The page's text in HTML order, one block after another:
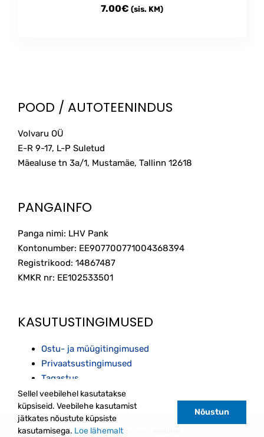
7.00€ (sis. KM)
POOD / AUTOTEENINDUS
Volvaru OÜ
E-R 9-17, L-P Suletud
Mäealuse tn 3a/1, Mustamäe, Tallinn 12618
PANGAINFO
Panga nimi: LHV Pank
Kontonumber: EE907700771004368394
Registrikood: 14867487
KMKR nr: EE102533501
KASUTUSTINGIMUSED
Ostu- ja müügitingimused
Privaatsustingimused
Tagastus
Kodulehe tegemine:
Sellel veebilehel kasutatakse
küpsiseid. Veebilehe kasutamist
jätkates nõustute küpsiste
kasutamisega. Loe lähemalt
Nõustun